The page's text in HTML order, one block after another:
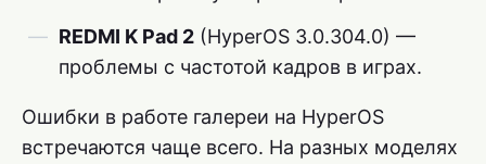
REDMI K Pad 2 (HyperOS 3.0.304.0) —
проблемы с частотой кадров в играх.
Ошибки в работе галереи на HyperOS
встречаются чаще всего. На разных моделях